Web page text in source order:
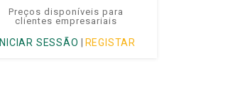
Preços disponíveis para
clientes empresariais
INICIAR SESSÃO REGISTAR